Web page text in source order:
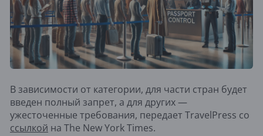
В зависимости от категории, для части стран будет
введен полный запрет, а для других —
ужесточенные требования, передает TravelPress со
ссылкой на The New York Times.